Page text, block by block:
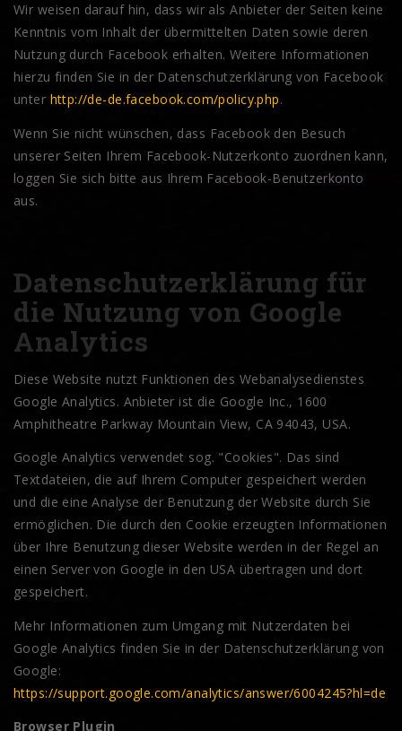
Wir weisen darauf hin, dass wir als Anbieter der Seiten keine
Kenntnis vom Inhalt der übermittelten Daten sowie deren
Nutzung durch Facebook erhalten. Weitere Informationen
hierzu finden Sie in der Datenschutzerklärung von Facebook
unter http://de-de.facebook.com/policy.php.
Wenn Sie nicht wünschen, dass Facebook den Besuch
unserer Seiten Ihrem Facebook-Nutzerkonto zuordnen kann,
loggen Sie sich bitte aus Ihrem Facebook-Benutzerkonto
aus.
Datenschutzerklärung für
die Nutzung von Google
Analytics
Diese Website nutzt Funktionen des Webanalysedienstes
Google Analytics. Anbieter ist die Google Inc., 1600
Amphitheatre Parkway Mountain View, CA 94043, USA.
Google Analytics verwendet sog. "Cookies". Das sind
Textdateien, die auf Ihrem Computer gespeichert werden
und die eine Analyse der Benutzung der Website durch Sie
ermöglichen. Die durch den Cookie erzeugten Informationen
über Ihre Benutzung dieser Website werden in der Regel an
einen Server von Google in den USA übertragen und dort
gespeichert.
Mehr Informationen zum Umgang mit Nutzerdaten bei
Google Analytics finden Sie in der Datenschutzerklärung von
Google:
https://support.google.com/analytics/answer/6004245?hl=de
Browser Plugin